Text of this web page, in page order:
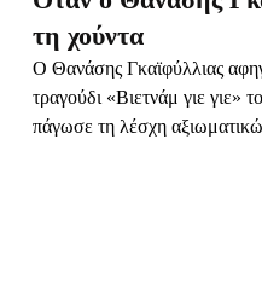
τη χούντα
O Θανάσης Γκαϊφύλλιας
τραγούδι «Βιετνάμ γιε γιε»
πάγωσε τη λέσχη